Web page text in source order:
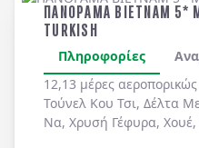
ΠΑΝΟΡΑΜΑ ΒΙΕΤΝΑΜ 5*
TURKISH
Πληροφορίες
12,13 μέρες
Τούνελ Κου Τσι, Δέλτα
Να, Χρυσή Γέφυρα, Χουέ,